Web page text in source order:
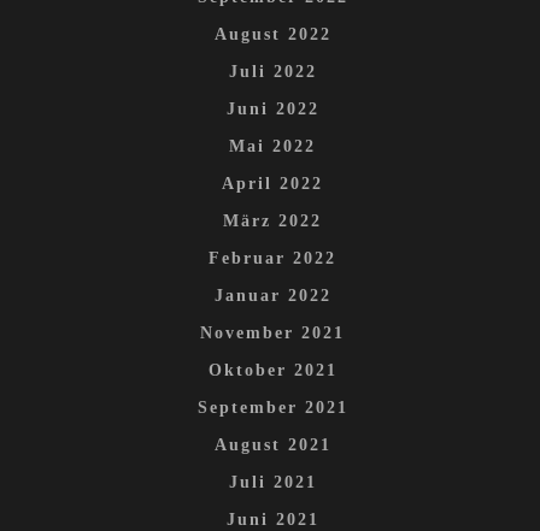
August 2022
Juli 2022
Juni 2022
Mai 2022
April 2022
März 2022
Februar 2022
Januar 2022
November 2021
Oktober 2021
September 2021
August 2021
Juli 2021
Juni 2021